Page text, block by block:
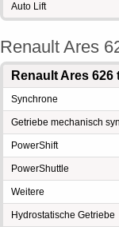
Auto Lift
Renault Ares
Renault Ares
Synchrone
Getriebe mechanisch
PowerShift
PowerShuttle
Weitere
Hydrostatische Getriebe